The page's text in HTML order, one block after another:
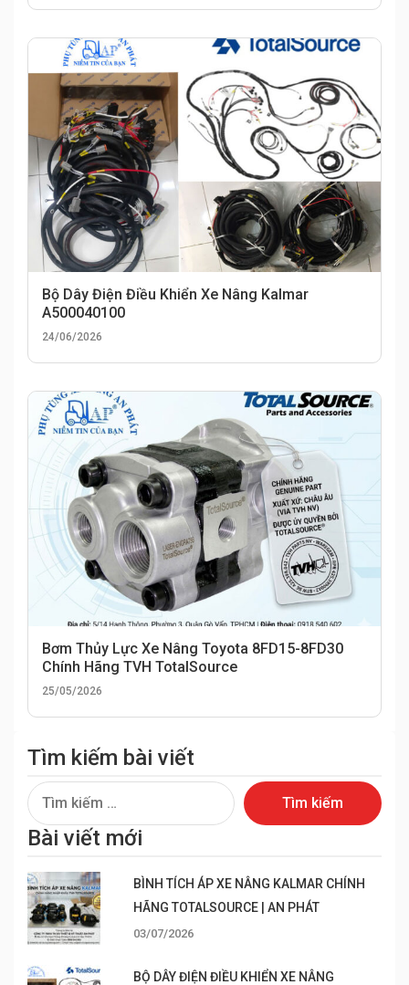
Bộ Dây Điện Điều Khiển Xe Nâng Kalmar
A500040100
24/06/2026
Bơm Thủy Lực Xe Nâng Toyota 8FD15-8FD30
Chính Hãng TVH TotalSource
25/05/2026
Tìm kiếm bài viết
Tìm
kiếm
cho:
Bài viết mới
BÌNH TÍCH ÁP XE NÂNG KALMAR CHÍNH
HÃNG TOTALSOURCE | AN PHÁT
03/07/2026
BỘ DÂY ĐIỆN ĐIỀU KHIỂN XE NÂNG